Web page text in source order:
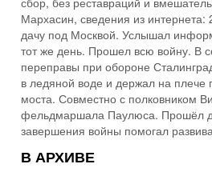
Мархасин, сведения из
дачу под Москвой. Услышал
тот же день. Прошел всю войну. В
переправы при обороне
в ледяной воде и держал на плече
моста. Совместно с полковником
фельдмаршала Паулюса. Прошёл
завершения войны помогал
В АРХИВЕ